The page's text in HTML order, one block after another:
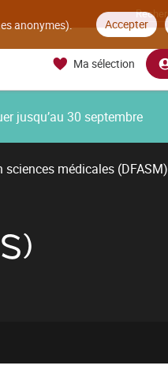
anonymes). Accepter
Ma sélection
jusqu’au 30 septembre
médicales (DFASM)